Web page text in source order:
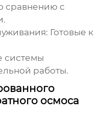
сравнению с
Готовые к
системы
работы.
осмоса